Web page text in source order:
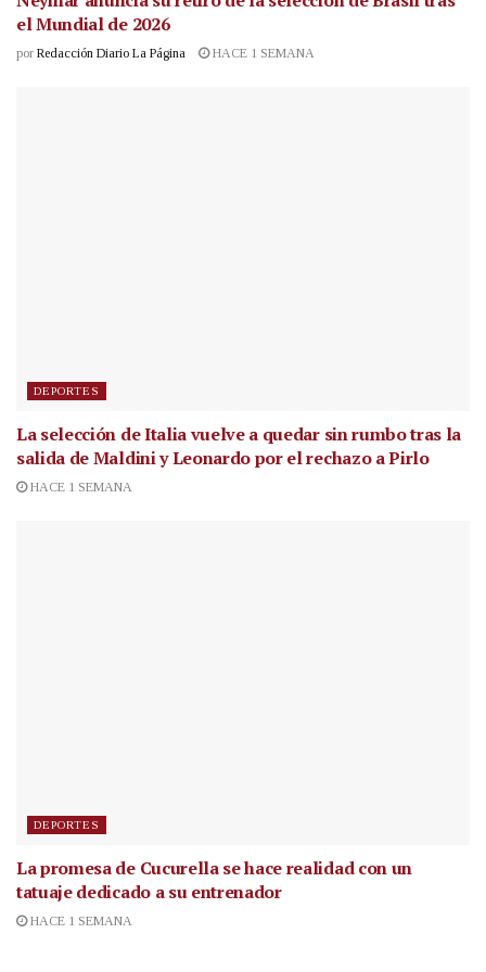
el Mundial de 2026
por Redacción Diario La Página HACE 1 SEMANA
DEPORTES
La selección de Italia vuelve a quedar sin rumbo tras la
salida de Maldini y Leonardo por el rechazo a Pirlo
HACE 1 SEMANA
DEPORTES
La promesa de Cucurella se hace realidad con un
tatuaje dedicado a su entrenador
HACE 1 SEMANA